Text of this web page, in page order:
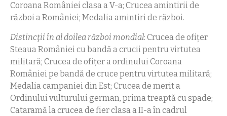
Coroana României clasa a V-a; Crucea amintirii de
război a României; Medalia amintiri de război.
Distincţii în al doilea război mondial: Crucea de ofiţer
Steaua României cu bandă a crucii pentru virtutea
militară; Crucea de ofiţer a ordinului Coroana
României pe bandă de cruce pentru virtutea militară;
Medalia campaniei din Est; Crucea de merit a
Ordinului vulturului german, prima treaptă cu spade;
Cataramă la crucea de fier clasa a II-a în cadrul